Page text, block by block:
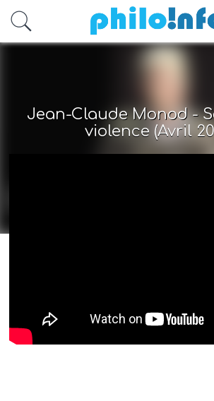
Accéder au contenu
Jean-Claude Monod -
violence (Avril